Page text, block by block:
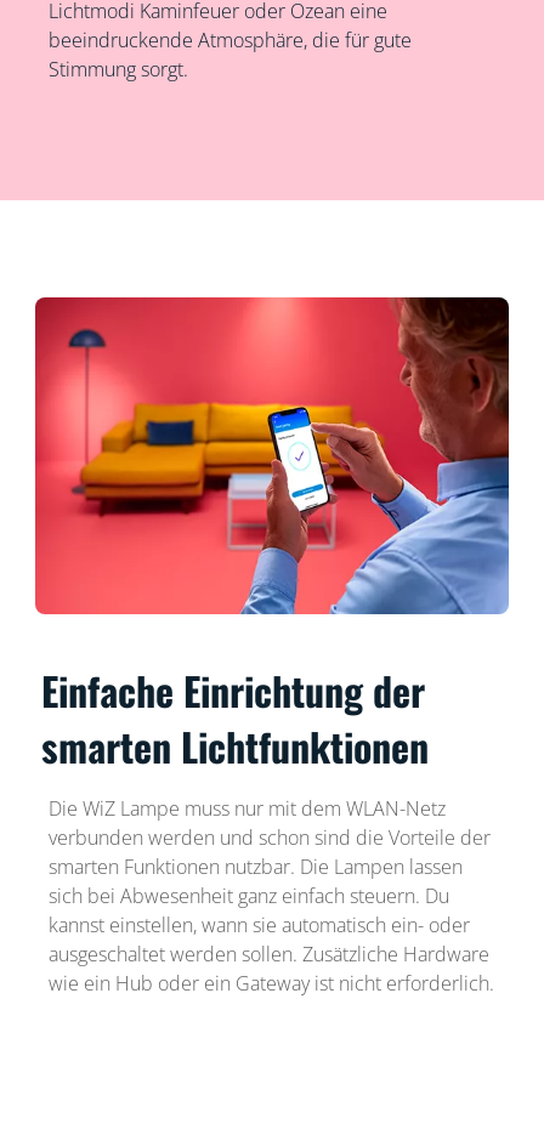
Lichtmodi Kaminfeuer oder Ozean eine
beeindruckende Atmosphäre, die für gute
Stimmung sorgt.
Einfache Einrichtung der
smarten Lichtfunktionen
Die WiZ Lampe muss nur mit dem WLAN-Netz
verbunden werden und schon sind die Vorteile der
smarten Funktionen nutzbar. Die Lampen lassen
sich bei Abwesenheit ganz einfach steuern. Du
kannst einstellen, wann sie automatisch ein- oder
ausgeschaltet werden sollen. Zusätzliche Hardware
wie ein Hub oder ein Gateway ist nicht erforderlich.